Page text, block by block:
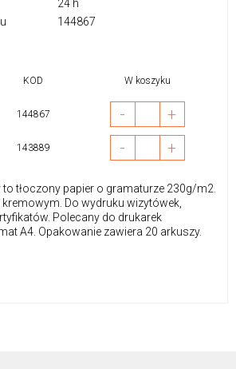
24 h
144867
KOD W koszyku
144867 - +
143889 - +
tłoczony papier o gramaturze 230g/m2.
kremowym. Do wydruku wizytówek,
Polecany do drukarek
A4. Opakowanie zawiera 20 arkuszy.